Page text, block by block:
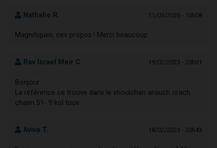
Nathalie R. 11/03/2026 - 10h08
Magnifiques, ces propos ! Merci beaucoup
Rav Israel Meir C. 19/02/2023 - 20h01
Bonjour
La référence ce trouve dans le shoulchan arouch orach
chaim 51- 9 kol touv
Aviva T. 18/02/2023 - 20h43